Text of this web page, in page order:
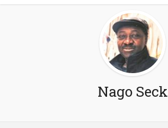
Nago Seck